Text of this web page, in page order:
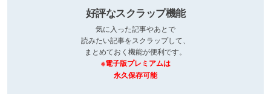
好評なスクラップ機能
気に入った記事やあとで
読みたい記事をスクラップして、
まとめておく機能が便利です。
※電子版プレミアムは
永久保存可能